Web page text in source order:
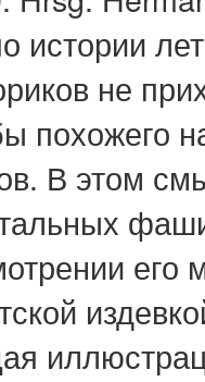
истории
не
похожего
В этом
его